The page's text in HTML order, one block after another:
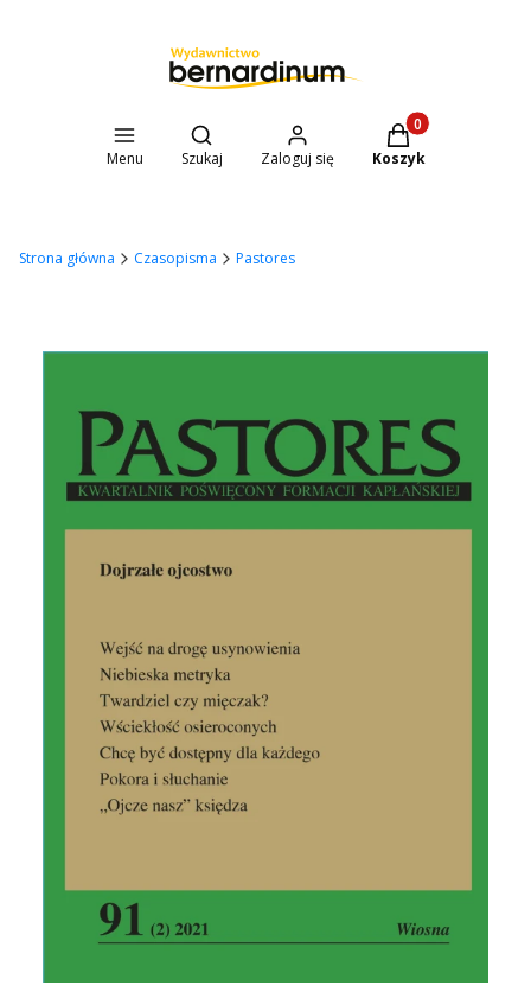
Menu
Otwórz wyszukiwarkę
Szukaj Zaloguj się
Produkty w
Koszyk
Strona główna Czasopisma Pastores